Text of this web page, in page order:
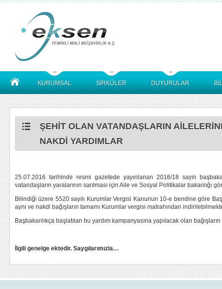
KURUMSAL SİRKÜLER DUYURULAR
ŞEHİT OLAN VATANDAŞLARIN
NAKDİ YARDIMLAR
25.07.2016 tarihinde resmi gazetede yayınlanan 2016/18 sayılı
vatandaşların yaralarının sarılması için Aile ve Sosyal Politikalar bakanlığı
Bilindiği üzere 5520 sayılı Kurumlar Vergisi Kanunun 10-e bendine göre
ayni ve nakdi bağışların tamamı Kurumlar vergisi matrahından
Başbakanlıkça başlatılan bu yardım kampanyasına yapılacak olan
İlgili genelge ektedir. Saygılarımızla…